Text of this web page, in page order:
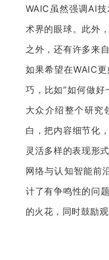
WAIC虽然强调AI
术界的眼球。此外
之外，还有许多来
如果希望在WAIC
巧，比如”如何做好
大众介绍整个研究
白，把内容细节化
灵活多样的表现形
网络与认知智能前
计了有争鸣性的问
的火花，同时鼓励